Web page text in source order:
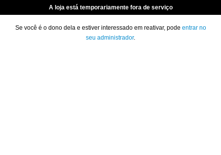
A loja está temporariamente fora de serviço
Se você é o dono dela e estiver interessado em reativar, pode entrar no
seu administrador.